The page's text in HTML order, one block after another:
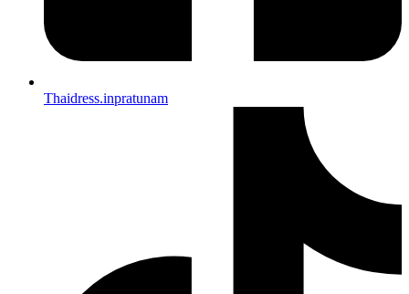
Thaidress.inpratunam